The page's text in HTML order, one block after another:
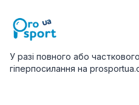
У разі повного або
гіперпосилання на